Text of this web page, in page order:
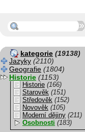
kategorie (19138)
Jazyky (2110)
Geografie (1804)
Historie (1153)
Historie (166)
Starověk (151)
Středověk (152)
Novověk (105)
Moderní dějiny (211)
Osobnosti (183)